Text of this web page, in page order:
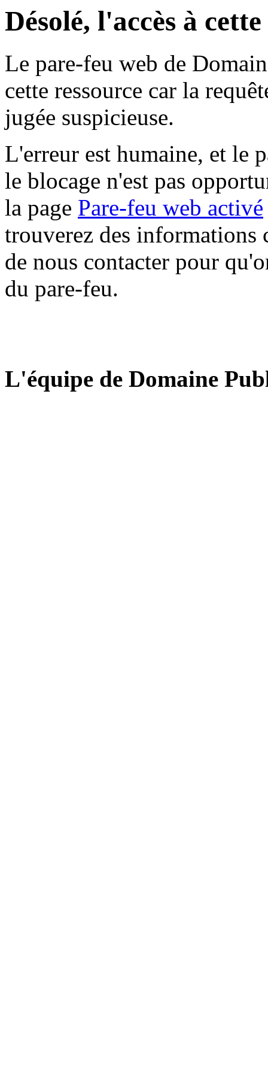
Désolé, l'accès à
Le pare-feu web de
cette ressource car la
jugée suspicieuse.
L'erreur est humaine, et le
le blocage n'est pas
la page Pare-feu web activé
trouverez des informations
de nous contacter pour
du pare-feu.
L'équipe de Domaine